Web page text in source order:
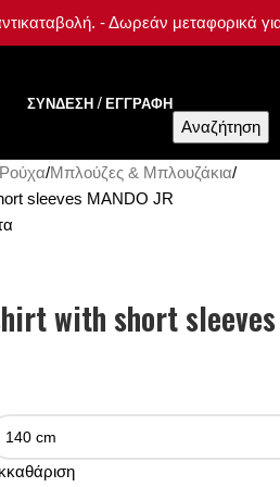
- Δωρεάν μεταφορικά
ΣΎΝΔΕΣΗ / ΕΓΓΡΑΦΉ
Αναζήτηση
Ρούχα Μπλούζες & Μπλουζάκια
sleeves MANDO JR
with short sleeves